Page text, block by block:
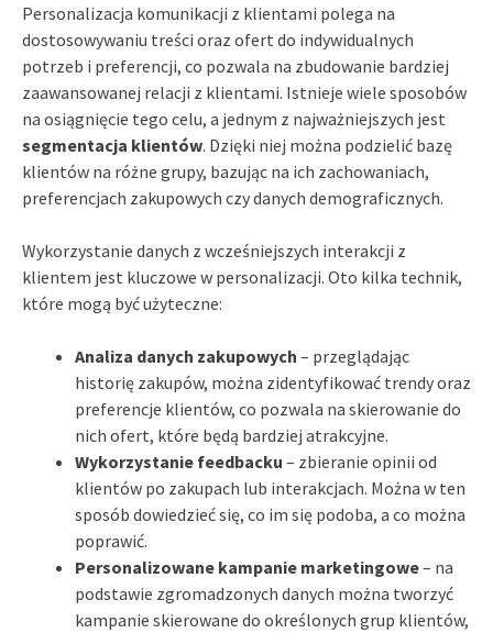
Personalizacja komunikacji z klientami polega na
dostosowywaniu treści oraz ofert do indywidualnych
potrzeb i preferencji, co pozwala na zbudowanie bardziej
zaawansowanej relacji z klientami. Istnieje wiele sposobów
na osiągnięcie tego celu, a jednym z najważniejszych jest
segmentacja klientów. Dzięki niej można podzielić bazę
klientów na różne grupy, bazując na ich zachowaniach,
preferencjach zakupowych czy danych demograficznych.
Wykorzystanie danych z wcześniejszych interakcji z
klientem jest kluczowe w personalizacji. Oto kilka technik,
które mogą być użyteczne:
Analiza danych zakupowych – przeglądając
historię zakupów, można zidentyfikować trendy oraz
preferencje klientów, co pozwala na skierowanie do
nich ofert, które będą bardziej atrakcyjne.
Wykorzystanie feedbacku – zbieranie opinii od
klientów po zakupach lub interakcjach. Można w ten
sposób dowiedzieć się, co im się podoba, a co można
poprawić.
Personalizowane kampanie marketingowe– na
podstawie zgromadzonych danych można tworzyć
kampanie skierowane do określonych grup klientów,